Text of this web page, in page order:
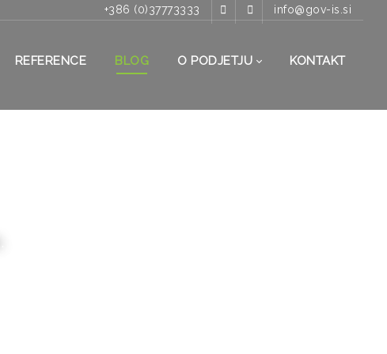
+386 (0)37773333 info@gov-is.si
REFERENCE BLOG O PODJETJU KONTAKT